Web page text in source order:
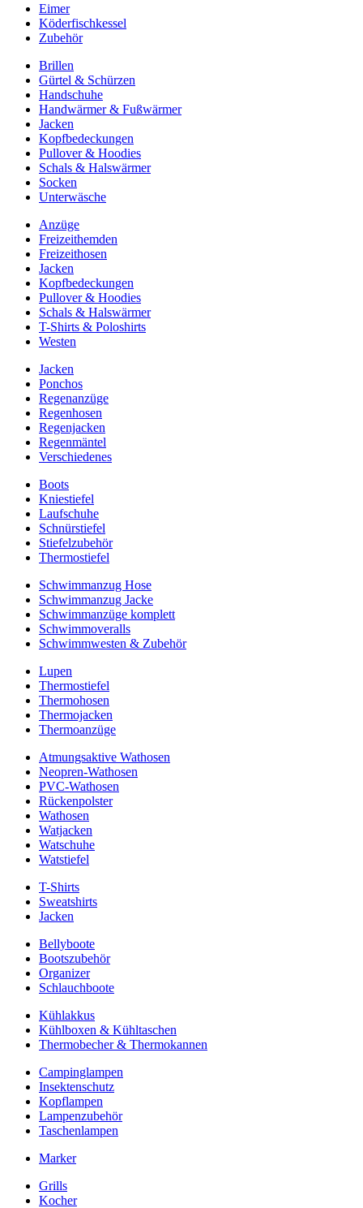
Eimer
Köderfischkessel
Zubehör
Brillen
Gürtel & Schürzen
Handschuhe
Handwärmer & Fußwärmer
Jacken
Kopfbedeckungen
Pullover & Hoodies
Schals & Halswärmer
Socken
Unterwäsche
Anzüge
Freizeithemden
Freizeithosen
Jacken
Kopfbedeckungen
Pullover & Hoodies
Schals & Halswärmer
T-Shirts & Poloshirts
Westen
Jacken
Ponchos
Regenanzüge
Regenhosen
Regenjacken
Regenmäntel
Verschiedenes
Boots
Kniestiefel
Laufschuhe
Schnürstiefel
Stiefelzubehör
Thermostiefel
Schwimmanzug Hose
Schwimmanzug Jacke
Schwimmanzüge komplett
Schwimmoveralls
Schwimmwesten & Zubehör
Lupen
Thermostiefel
Thermohosen
Thermojacken
Thermoanzüge
Atmungsaktive Wathosen
Neopren-Wathosen
PVC-Wathosen
Rückenpolster
Wathosen
Watjacken
Watschuhe
Watstiefel
T-Shirts
Sweatshirts
Jacken
Bellyboote
Bootszubehör
Organizer
Schlauchboote
Kühlakkus
Kühlboxen & Kühltaschen
Thermobecher & Thermokannen
Campinglampen
Insektenschutz
Kopflampen
Lampenzubehör
Taschenlampen
Marker
Grills
Kocher